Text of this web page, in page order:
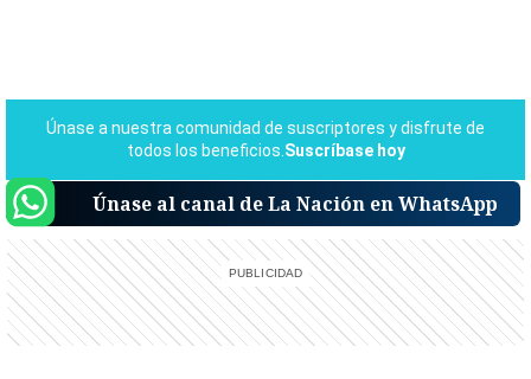
Únase al canal de La Nación en WhatsApp